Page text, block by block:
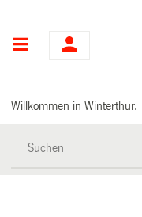
Hauptnavigation
Willkommen in Winterthur.